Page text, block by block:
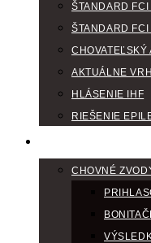
ŠTANDARD
ŠTANDARD
CHOVATEĽSKÝ
AKTUÁLNE
HLÁSENIE IHF
RIEŠENIE
CHOVNÉ